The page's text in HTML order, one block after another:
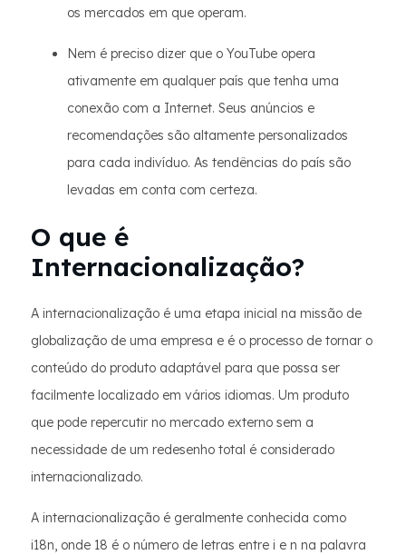
os mercados em que operam.
Nem é preciso dizer que o YouTube opera
ativamente em qualquer país que tenha uma
conexão com a Internet. Seus anúncios e
recomendações são altamente personalizados
para cada indivíduo. As tendências do país são
levadas em conta com certeza.
O que é
Internacionalização?
A internacionalização é uma etapa inicial na missão de
globalização de uma empresa e é o processo de tornar o
conteúdo do produto adaptável para que possa ser
facilmente localizado em vários idiomas. Um produto
que pode repercutir no mercado externo sem a
necessidade de um redesenho total é considerado
internacionalizado.
A internacionalização é geralmente conhecida como
i18n, onde 18 é o número de letras entre i e n na palavra